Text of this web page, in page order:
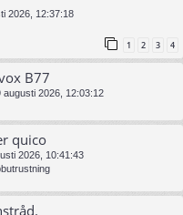
2026, 12:37:18
1 2 3 4
B77
augusti 2026, 12:03:12
quico
2026, 10:41:43